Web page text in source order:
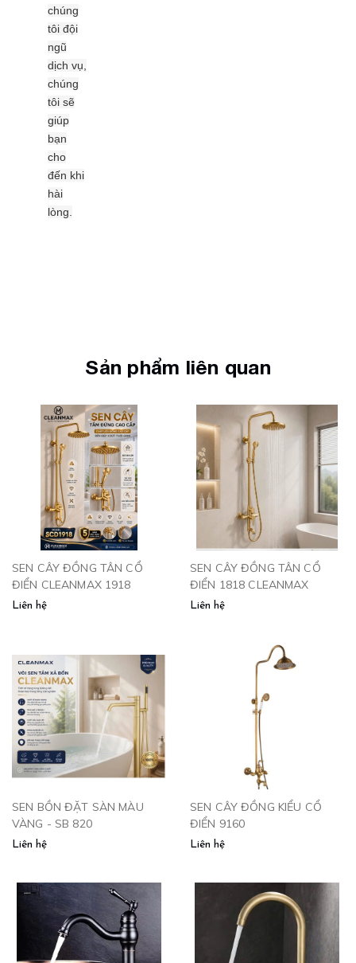
chúng
tôi đội
ngũ
dịch vụ,
chúng
tôi sẽ
giúp
bạn
cho
đến khi
hài
lòng.
Sản phẩm liên quan
SEN CÂY ĐỒNG TÂN CỔ
ĐIỂN CLEANMAX 1918
Liên hệ
SEN CÂY ĐỒNG TÂN CỔ
ĐIỂN 1818 CLEANMAX
Liên hệ
SEN BỒN ĐẶT SÀN MÀU
VÀNG - SB 820
Liên hệ
SEN CÂY ĐỒNG KIỂU CỔ
ĐIỂN 9160
Liên hệ